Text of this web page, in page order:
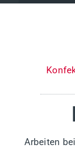
Arbeiten